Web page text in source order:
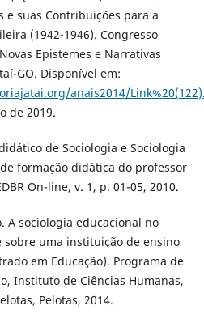
e suas Contribuições para a
(1942-1946). Congresso
Epistemes e Narrativas
GO. Disponível em:
anais2014/
de 2019.
de Sociologia e Sociologia
formação didática do professor
On-line, v. 1, p. 01-05, 2010.
A sociologia educacional no
sobre uma instituição de ensino
em Educação). Programa de
Instituto de Ciências Humanas,
Pelotas, 2014.